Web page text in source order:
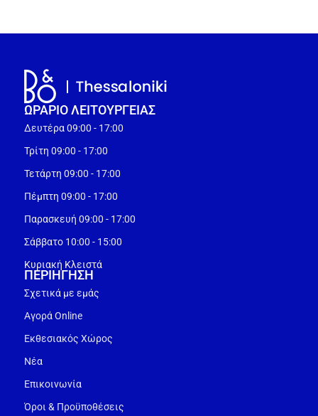
ΩΡΑΡΙΟ ΛΕΙΤΟΥΡΓEΙΑΣ
Δευτέρα 09:00 - 17:00
Τρίτη 09:00 - 17:00
Τετάρτη 09:00 - 17:00
Πέμπτη 09:00 - 17:00
Παρασκευή 09:00 - 17:00
Σάββατο 10:00 - 15:00
Κυριακή Κλειστά
ΠΕΡΙΗΓΗΣΗ
Σχετικά με εμάς
Αγορά Online
Εκθεσιακός Χώρος
Νέα
Επικοινωνία
Όροι & Προϋποθέσεις